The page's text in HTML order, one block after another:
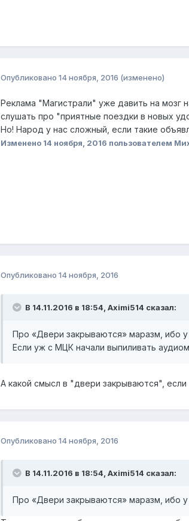
Опубликовано 14 ноября, 2016 (изменено)
Реклама "Магистрали" уже давить на мозг
слушать про "приятные поездки в новых
Но! Народ у нас сложный, если такие
Изменено 14 ноября, 2016 пользователем
Опубликовано 14 ноября, 2016
В 14.11.2016 в 18:54, Aximi514 сказал:
Про «Двери закрываются» маразм, ибо
Если уж с МЦК начали выпиливать
А какой смысл в "двери закрываются",
Опубликовано 14 ноября, 2016
В 14.11.2016 в 18:54, Aximi514 сказал:
Про «Двери закрываются» маразм, ибо